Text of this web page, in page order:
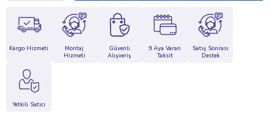
Kargo Hizmeti
Montaj
Hizmeti
Güvenli
Alışveriş
9 Aya Varan
Taksit
Satış Sonrası
Destek
Yetkili Satıcı